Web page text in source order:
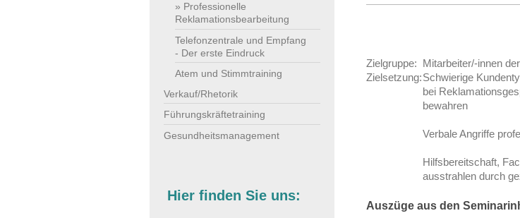
Zielgruppe: Mitarbeiter/-innen
Zielsetzung:Schwierige
bei
bewahren
Verbale Angriffe
Hilfsbereitschaft,
ausstrahlen durch
Auszüge aus den
Professionelle
Reklamationsbearbeitung
Telefonzentrale und Empfang
- Der erste Eindruck
Atem und Stimmtraining
Verkauf/Rhetorik
Führungskräftetraining
Gesundheitsmanagement
Hier finden Sie uns: